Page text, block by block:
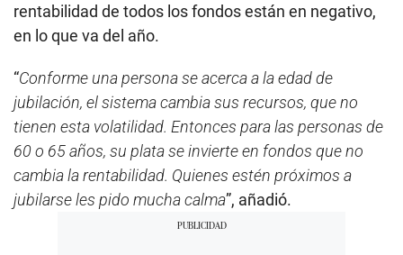
rentabilidad de todos los fondos están en negativo,
en lo que va del año.
“Conforme una persona se acerca a la edad de
jubilación, el sistema cambia sus recursos, que no
tienen esta volatilidad. Entonces para las personas de
60 o 65 años, su plata se invierte en fondos que no
cambia la rentabilidad. Quienes estén próximos a
jubilarse les pido mucha calma”, añadió.